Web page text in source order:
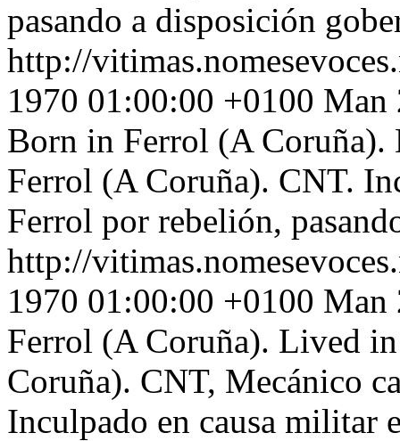
pasando a disposición
http://
1970 01:00:00 +0100 Man
Born in Ferrol (A Coruña).
Ferrol (A Coruña). CNT.
Ferrol por rebelión,
http://
1970 01:00:00 +0100 Man
Ferrol (A Coruña). Lived
Coruña). CNT, Mecánico
Inculpado en causa militar